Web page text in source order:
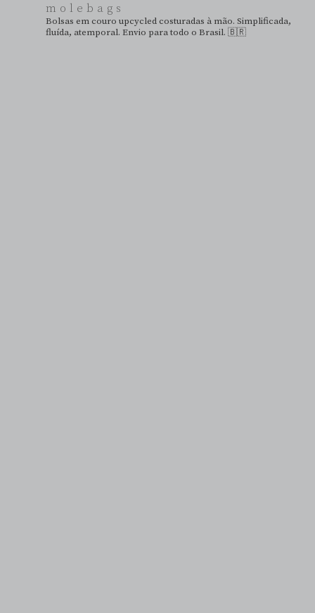
molebags
Bolsas em couro upcycled costuradas à mão. Simplificada,
fluída, atemporal. Envio para todo o Brasil. 🇧🇷